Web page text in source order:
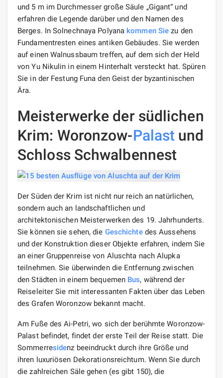
und 5 m im Durchmesser große Säule „Gigant“ und
erfahren die Legende darüber und den Namen des
Berges. In Solnechnaya Polyana kommen Sie zu den
Fundamentresten eines antiken Gebäudes. Sie werden
auf einen Walnussbaum treffen, auf dem sich der Held
von Yu Nikulin in einem Hinterhalt versteckt hat. Spüren
Sie in der Festung Funa den Geist der byzantinischen
Ära.
Meisterwerke der südlichen
Krim: Woronzow-Palast und
Schloss Schwalbennest
Der Süden der Krim ist nicht nur reich an natürlichen,
sondern auch an landschaftlichen und
architektonischen Meisterwerken des 19. Jahrhunderts.
Sie können sie sehen, die Geschichtedes Aussehens
und der Konstruktion dieser Objekte erfahren, indem Sie
an einer Gruppenreise von Aluschta nach Alupka
teilnehmen. Sie überwinden die Entfernung zwischen
den Städten in einem bequemen Bus, während der
Reiseleiter Sie mit interessanten Fakten über das Leben
des Grafen Woronzow bekannt macht.
Am Fuße des Ai-Petri, wo sich der berühmte Woronzow-
Palast befindet, findet der erste Teil der Reise statt. Die
Sommerresidenz beeindruckt durch ihre Größe und
ihren luxuriösen Dekorationsreichtum. Wenn Sie durch
die zahlreichen Säle gehen (es gibt 150), die